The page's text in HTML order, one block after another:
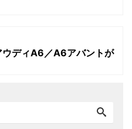
ディA6／A6アバントが